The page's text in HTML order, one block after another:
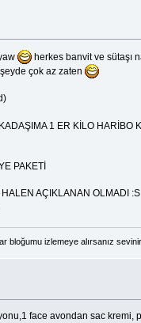
herkes banvit ve sütaşı
çok az zaten
1 ER KİLO HARİBO
PAKETİ
AÇIKLANAN OLMADI :S
bloğumu izlemeye alırsanız
face avondan sac kremi,